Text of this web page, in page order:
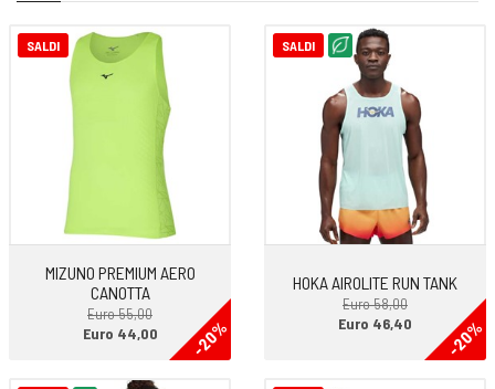
SALDI
MIZUNO PREMIUM AERO
CANOTTA
Euro 55,00
-20%
Euro 44,00
SALDI
HOKA AIROLITE RUN TANK
Euro 58,00
-20%
Euro 46,40